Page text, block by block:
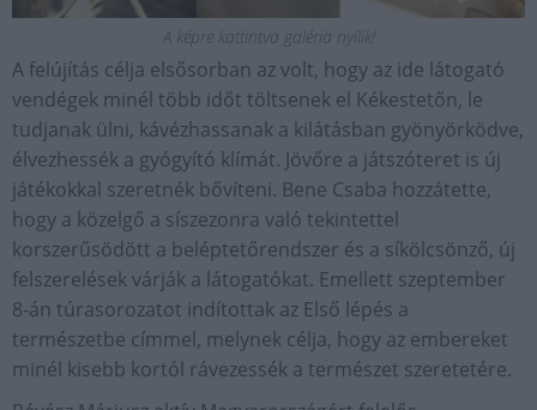
A képre kattintva galéria nyílik!
A felújítás célja elsősorban az volt, hogy az ide látogató
vendégek minél több időt töltsenek el Kékestetőn, le
tudjanak ülni, kávézhassanak a kilátásban gyönyörködve,
élvezhessék a gyógyító klímát. Jövőre a játszóteret is új
játékokkal szeretnék bővíteni. Bene Csaba hozzátette,
hogy a közelgő a síszezonra való tekintettel
korszerűsödött a beléptetőrendszer és a síkölcsönző, új
felszerelések várják a látogatókat. Emellett szeptember
8-án túrasorozatot indítottak az Első lépés a
természetbe címmel, melynek célja, hogy az embereket
minél kisebb kortól rávezessék a természet szeretetére.